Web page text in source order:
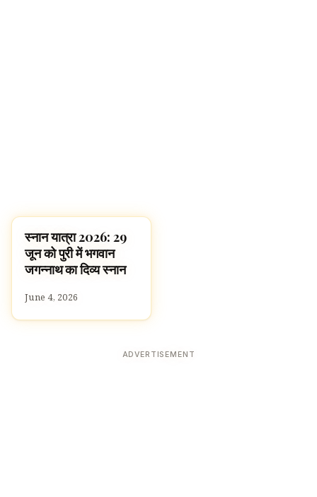
FESTIVALS
स्नान यात्रा 2026: 29
जून को पुरी में भगवान
जगन्नाथ का दिव्य स्नान
June 4, 2026
ADVERTISEMENT